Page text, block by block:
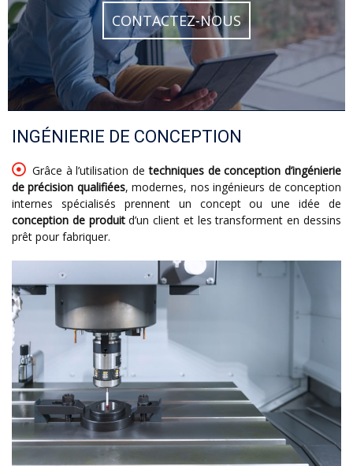
CONTACTEZ-NOUS
INGÉNIERIE DE CONCEPTION
Grâce à l’utilisation detechniques de conception d’ingénierie
de précision qualifiées, modernes, nos ingénieurs de conception
internes spécialisés prennent un concept ou une idée de
conception de produitd’un client et les transforment en dessins
prêt pour fabriquer.